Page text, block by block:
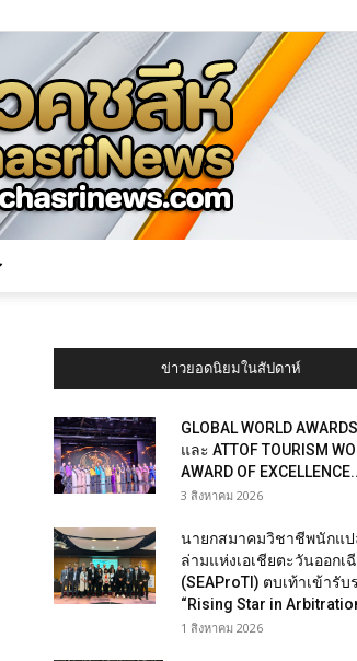
ข่าวยอดนิยมในสัปดาห์
GLOBAL WORLD
และ ATTOF TOURISM
AWARD OF
3 สิงหาคม 2026
นายกสมาคมวิชาชีพนักแป
ล่ามแห่งเอเชียตะวันออกเ
(SEAProTI) ตบเท้าเข้ารับ
“Rising Star in
1 สิงหาคม 2026